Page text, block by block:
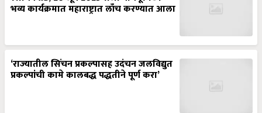
भव्य कार्यक्रमात महाराष्ट्रात लाँच करण्यात आला
‘राज्यातील सिंचन प्रकल्पासह उदंचन जलविद्युत
प्रकल्पांची कामे कालबद्ध पद्धतीने पूर्ण करा’